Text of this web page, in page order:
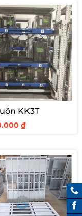
KK3T
₫